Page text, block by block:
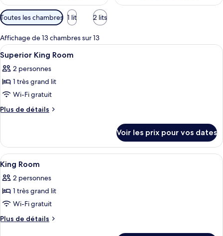
Filtres
disponibles
pour
les
chambres
Toutes les chambres 1 lit 2 lits
Affichage de 13 chambres sur 13
Afficher
toutes
les
photos
pour
ce
chambre :
Superior
King
Room
Une chambre d’hôtel avec un lit,
5
Superior King Room
2 personnes
1 très grand lit
Wi-Fi gratuit
Plus de détails
Plus
le
type
de
chambre
Superior
King
Voir les prix pour vos dates
Afficher
toutes
les
photos
pour
ce
Une chambre d’hôtel avec un
7
King Room
2 personnes
1 très grand lit
Wi-Fi gratuit
Plus de détails
Plus